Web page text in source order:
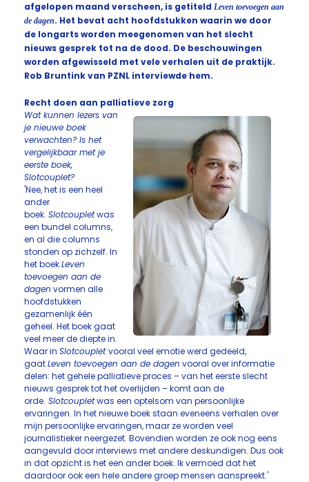
afgelopen maand verscheen, is getiteld Leven toevoegen aan
de dagen. Het bevat acht hoofdstukken waarin we door
de longarts worden meegenomen van het slecht
nieuws gesprek tot na de dood. De beschouwingen
worden afgewisseld met vele verhalen uit de praktijk.
Rob Bruntink van PZNL interviewde hem.
Recht doen aan palliatieve zorg
Wat kunnen lezers van
je nieuwe boek
verwachten? Is het
vergelijkbaar met je
eerste boek,
Slotcouplet?
'Nee, het is een heel
ander
boek. Slotcoupletwas
een bundel columns,
en al die columns
stonden op zichzelf. In
het boekLeven
toevoegen aan de
dagen vormen alle
hoofdstukken
gezamenlijk één
geheel. Het boek gaat
veel meer de diepte in.
Waar in Slotcoupletvooral veel emotie werd gedeeld,
gaatLeven toevoegen aan de dagen vooral over informatie
delen: het gehele palliatieve proces – van het eerste slecht
nieuws gesprek tot het overlijden – komt aan de
orde. Slotcoupletwas een optelsom van persoonlijke
ervaringen. In het nieuwe boek staan eveneens verhalen over
mijn persoonlijke ervaringen, maar ze worden veel
journalistieker neergezet. Bovendien worden ze ook nog eens
aangevuld door interviews met andere deskundigen. Dus ook
in dat opzicht is het een ander boek. Ik vermoed dat het
daardoor ook een hele andere groep mensen aanspreekt.'